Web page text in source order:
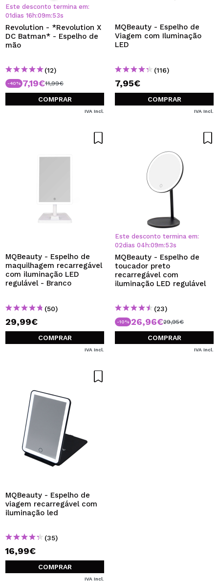
Ao criar uma conta no Maquibeauty.pt pode fazer as suas
compras rapidamente, verificar o estado das suas
encomendas e consultar as suas operações anteriores.
CRIAR CONTA
Este desconto termina em:
01dias 16 h:09m:53s
Revolution - *Revolution X
DC Batman* - Espelho de
mão
(12)
-40% 7,19€11,99€
COMPRAR
IVA Incl.
MQBeauty - Espelho de
Viagem com Iluminação
LED
(116)
7,95€
COMPRAR
IVA Incl.
MQBeauty - Espelho de
maquilhagem recarregável
com iluminação LED
regulável - Branco
(50)
29,99€
COMPRAR
IVA Incl.
Este desconto termina em:
02dias 04 h:09m:53s
MQBeauty - Espelho de
toucador preto
recarregável com
iluminação LED regulável
(23)
-10% 26,96€29,95€
COMPRAR
IVA Incl.
MQBeauty - Espelho de
viagem recarregável com
iluminação led
(35)
16,99€
COMPRAR
IVA Incl.